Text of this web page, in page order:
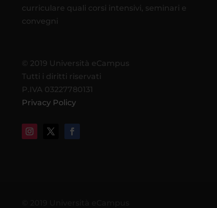
curriculare quali corsi intensivi, seminari e
convegni
© 2019 Università eCampus
Tutti i diritti riservati
P.IVA 03227780131
Privacy Policy